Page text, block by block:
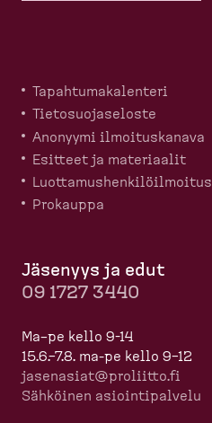
Tapahtu­ma­ka­lenteri
Tietosuo­ja­seloste
Anonyymi ilmoitus­kanava
Esitteet ja materiaalit
Luotta­mus­hen­ki­löil­moitus
Prokauppa
Jäsenyys ja edut
09 1727 3440
Ma–pe kello 9-14
15.6.–7.8. ma-pe kello 9–12
jasenasiat@proliitto.fi
Sähköinen asioin­ti­palvelu